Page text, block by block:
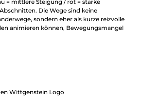
= mittlere Steigung / rot = starke
Die Wege sind keine
sondern eher als kurze reizvolle
animieren können, Bewegungsmangel
Wittgenstein Logo